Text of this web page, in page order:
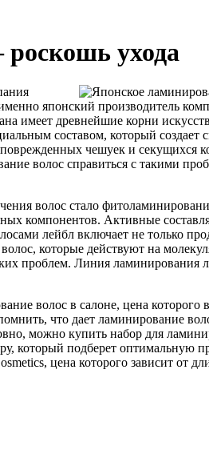
роскошь ухода
японский производитель
имеет древнейшие корни
составом, который
чешуек и секущихся
волос справиться с такими
волос стало
компонентов. Активные
лейбл включает не только
которые действуют на
проблем. Линия ламинирования
волос в салоне, цена которого
что дает ламинирование
можно купить набор для
который подберет оптимальную
цена которого зависит от